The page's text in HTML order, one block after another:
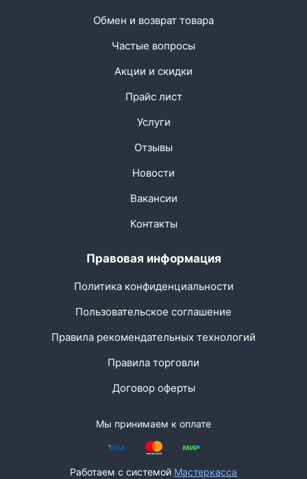
Обмен и возврат товара
Частые вопросы
Акции и скидки
Прайс лист
Услуги
Отзывы
Новости
Вакансии
Контакты
Правовая информация
Политика конфиденциальности
Пользовательское соглашение
Правила рекомендательных технологий
Правила торговли
Договор оферты
Мы принимаем к оплате
Работаем с системой Мастеркасса